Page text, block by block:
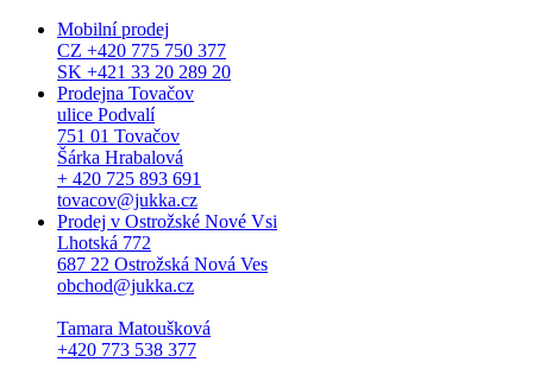
Mobilní prodej
CZ +420 775 750 377
SK +421 33 20 289 20
Prodejna Tovačov
ulice Podvalí
751 01 Tovačov
Šárka Hrabalová
+ 420 725 893 691
tovacov@jukka.cz
Prodej v Ostrožské Nové Vsi
Lhotská 772
687 22 Ostrožská Nová Ves
obchod@jukka.cz
Tamara Matoušková
+420 773 538 377